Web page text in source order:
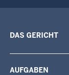
DAS GERICHT
AUFGABEN